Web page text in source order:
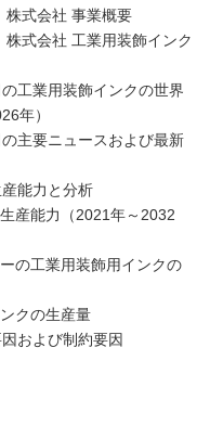
株式会社 事業概要
式会社 工業用装飾インク
工業用装飾インクの世界
年）
主要ニュースおよび最新
能力と分析
産能力（2021年～2032
の工業用装飾用インクの
クの生産量
および制約要因